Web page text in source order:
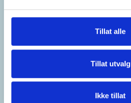
Tillat alle
Tillat utvalg
Ikke tillat